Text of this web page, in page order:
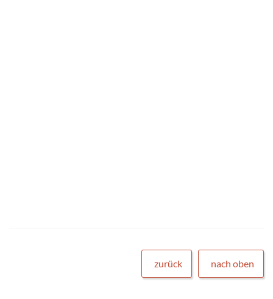
zurück nach oben